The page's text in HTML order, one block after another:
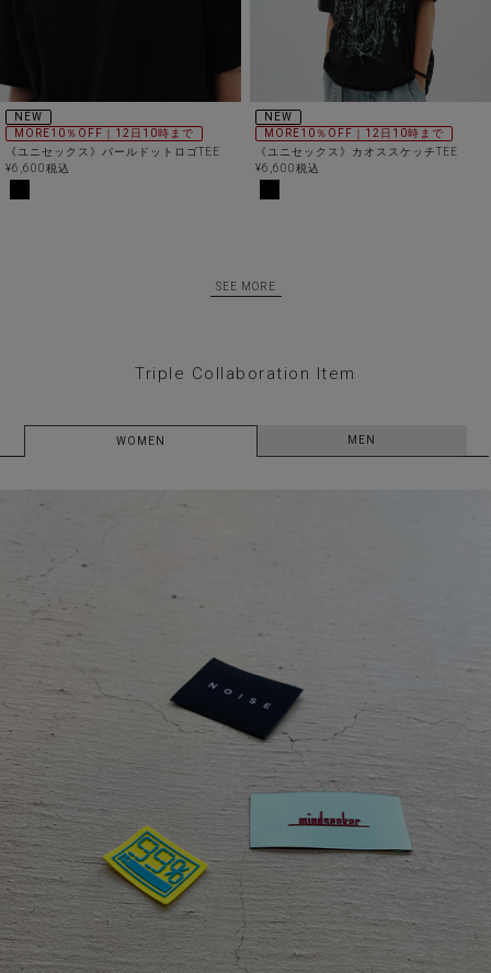
NEW
MORE10％OFF｜12日10時まで
《ユニセックス》パールドットロゴTEE
¥6,600税込
NEW
MORE10％OFF｜12日10時まで
《ユニセックス》カオススケッチTEE
¥6,600税込
SEE MORE
Triple Collaboration Item
WOMEN MEN